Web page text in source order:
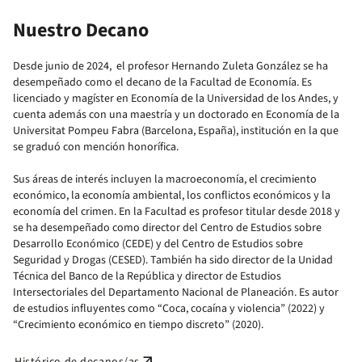
Nuestro Decano
Desde junio de 2024, el profesor Hernando Zuleta González se ha
desempeñado como el decano de la Facultad de Economía. Es
licenciado y magíster en Economía de la Universidad de los Andes, y
cuenta además con una maestría y un doctorado en Economía de la
Universitat Pompeu Fabra (Barcelona, España), institución en la que
se graduó con mención honorífica.
Sus áreas de interés incluyen la macroeconomía, el crecimiento
económico, la economía ambiental, los conflictos económicos y la
economía del crimen. En la Facultad es profesor titular desde 2018 y
se ha desempeñado como director del Centro de Estudios sobre
Desarrollo Económico (CEDE) y del Centro de Estudios sobre
Seguridad y Drogas (CESED). También ha sido director de la Unidad
Técnica del Banco de la República y director de Estudios
Intersectoriales del Departamento Nacional de Planeación. Es autor
de estudios influyentes como “Coca, cocaína y violencia” (2022) y
“Crecimiento económico en tiempo discreto” (2020).